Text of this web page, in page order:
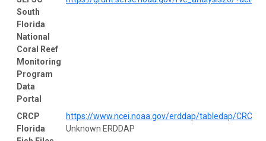
South
Florida
National
Coral Reef
Monitoring
Program
Data
Portal
CRCP
Florida
https://www.ncei.noaa.gov/erddap/tabledap/
Unknown ERDDAP